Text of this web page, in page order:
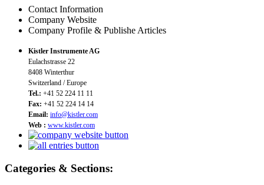
Contact Information
Company Website
Company Profile & Publishe Articles
Kistler Instrumente AG
Eulachstrasse 22
8408 Winterthur
Switzerland / Europe
Tel.: +41 52 224 11 11
Fax: +41 52 224 14 14
Email: info@kistler.com
Web : www.kistler.com
Categories & Sections: